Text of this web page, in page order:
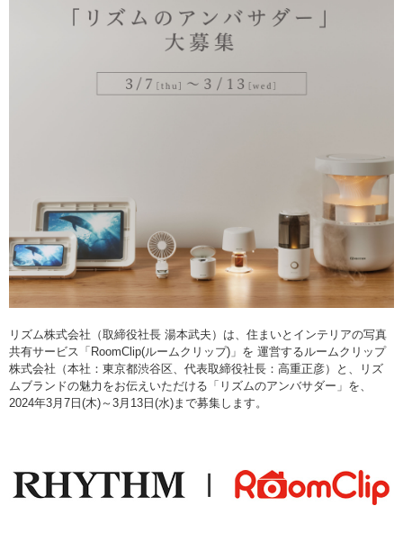
English
リズム株式会社（取締役社長 湯本武夫）は、住まいとインテリアの写真
共有サービス「RoomClip(ルームクリップ)」を 運営するルームクリップ
株式会社（本社：東京都渋谷区、代表取締役社長：高重正彦）と、リズ
ムブランドの魅力をお伝えいただける「リズムのアンバサダー」を、
2024年3月7日(木)～3月13日(水)まで募集します。